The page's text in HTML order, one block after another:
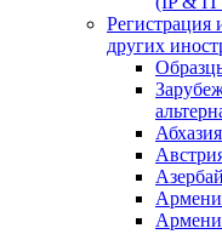
других
Абхазия